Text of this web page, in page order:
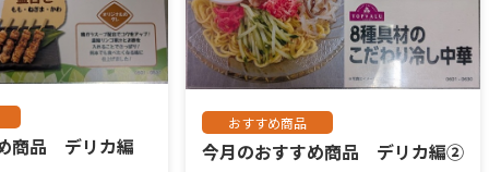
商品 デリカ編
おすすめ商品
今月のおすすめ商品 デリカ編②